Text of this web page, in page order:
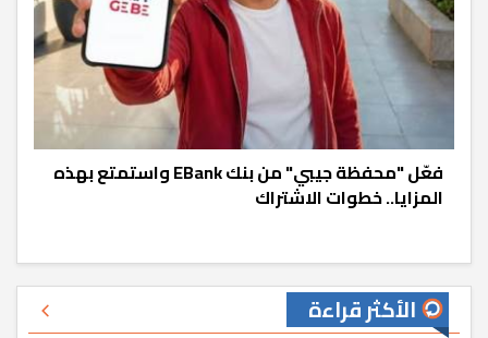
فعّل "محفظة جيبي" من بنك EBank واستمتع بهذه
المزايا.. خطوات الاشتراك
الأكثر قراءة